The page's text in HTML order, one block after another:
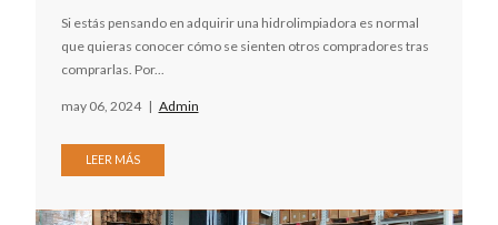
Si estás pensando en adquirir una hidrolimpiadora es normal
que quieras conocer cómo se sienten otros compradores tras
comprarlas. Por...
may 06, 2024 | Admin
LEER MÁS